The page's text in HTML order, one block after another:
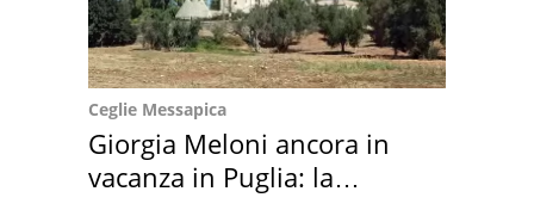
Ceglie Messapica
Giorgia Meloni ancora in
vacanza in Puglia: la